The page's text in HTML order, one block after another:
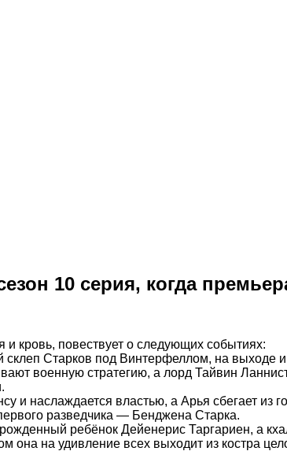
10 серия, когда
кровь, повествует о следующих событиях:
Старков под Винтерфеллом, на выходе
военную стратегию, а лорд Тайвин
и наслаждается властью, а Арья сбегает из
разведчика — Бенджена Старка.
ребёнок Дейенерис Таргариен, а
она на удивление всех выходит из костра